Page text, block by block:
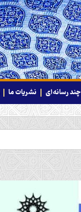
چند رسانه‌ای نشریات ما